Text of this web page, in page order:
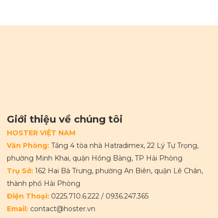
Giới thiệu về chúng tôi
HOSTER VIỆT NAM
Văn Phòng: Tầng 4 tòa nhà Hatradimex, 22 Lý Tự Trọng,
phường Minh Khai, quận Hồng Bàng, TP Hải Phòng
Trụ Sở: 162 Hai Bà Trưng, phường An Biên, quận Lê Chân,
thành phố Hải Phòng
Điện Thoại: 0225.710.6.222 / 0936.247.365
Email: contact@hoster.vn